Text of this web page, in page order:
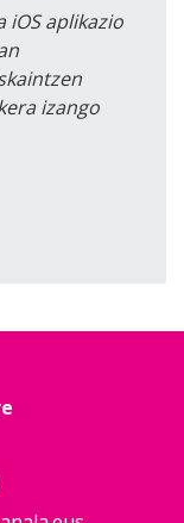
iOS aplikazio
izango